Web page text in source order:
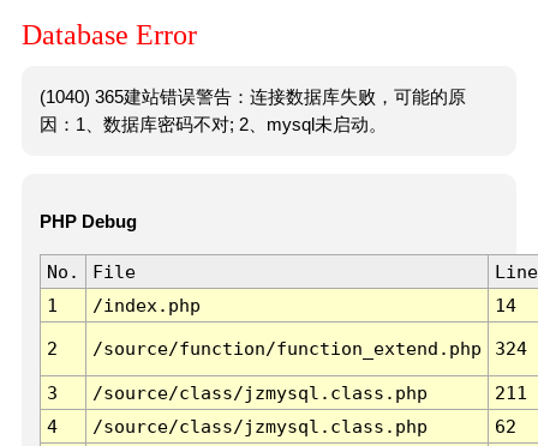
Database Error
(1040) 365建站错误警告：连接数据库失败，可能的原
因：1、数据库密码不对; 2、mysql未启动。
PHP Debug
No. File
Line
1
/index.php 14
2 /source/function/function_extend.php 324
3 /source/class/jzmysql.class.php
211
4
/source/class/jzmysql.class.php
62